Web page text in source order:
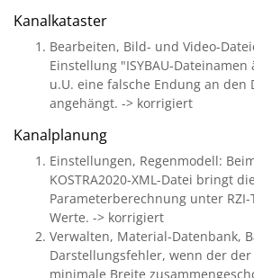
Kanalkataster
Bearbeiten, Bild- und Video-
Einstellung "ISYBAU-
u.U. eine falsche Endung an den
angehängt. -> korrigiert
Kanalplanung
Einstellungen, Regenmodell:
KOSTRA2020-XML-Datei bringt die
Parameterberechnung unter
Werte. -> korrigiert
Verwalten, Material-Datenbank,
Darstellungsfehler, wenn der
minimale Breite